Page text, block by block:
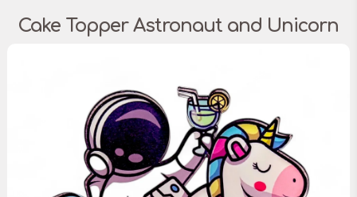
Cake Topper Astronaut and Unicorn